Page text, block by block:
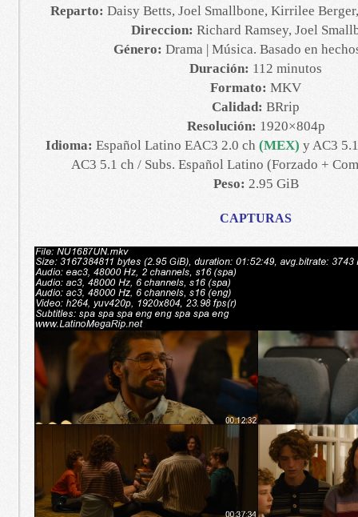
Reparto: Daisy Betts, Joel Smallbone, Kirrilee
Direccion: Richard Ramsey, Joel
Género: Drama | Música. Basado en
Duración: 112 minutos
Formato: MKV
Calidad: BRrip
Resolución: 1920×804p
Idioma: Español Latino EAC3 2.0 ch (MEX) y AC3
AC3 5.1 ch / Subs. Español Latino (Forzado +
Peso: 2.95 GiB
CAPTURAS